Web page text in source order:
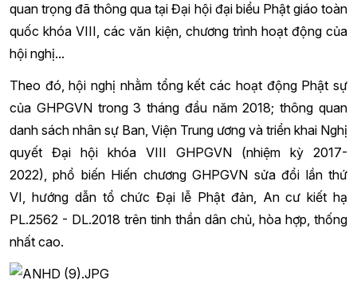
quan trọng đã thông qua tại Đại hội đại biểu Phật giáo toàn
quốc khóa VIII, các văn kiện, chương trình hoạt động của
hội nghị...
Theo đó, hội nghị nhằm tổng kết các hoạt động Phật sự
của GHPGVN trong 3 tháng đầu năm 2018; thông quan
danh sách nhân sự Ban, Viện Trung ương và triển khai Nghị
quyết Đại hội khóa VIII GHPGVN (nhiệm kỳ 2017-
2022), phổ biến Hiến chương GHPGVN sửa đổi lần thứ
VI, hướng dẫn tổ chức Đại lễ Phật đản, An cư kiết hạ
PL.2562 - DL.2018 trên tinh thần dân chủ, hòa hợp, thống
nhất cao.